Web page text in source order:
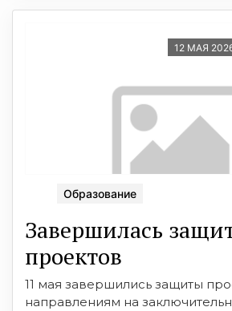
12 МАЯ
Образование
Завершилась
проектов
11 мая завершились защиты
направлениям на